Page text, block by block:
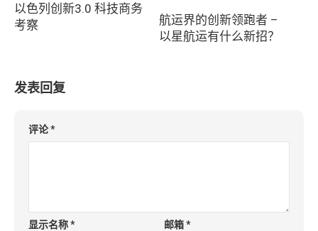
以色列创新3.0 科技商务
考察
航运界的创新领跑者 –
以星航运有什么新招？
发表回复
评论*
显示名称* 邮箱*